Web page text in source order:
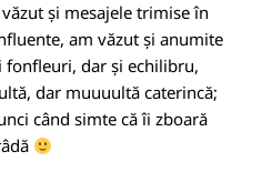
și mesajele trimise în
am văzut și anumite
dar și echilibru,
dar muuuultă caterincă;
când simte că îi zboară